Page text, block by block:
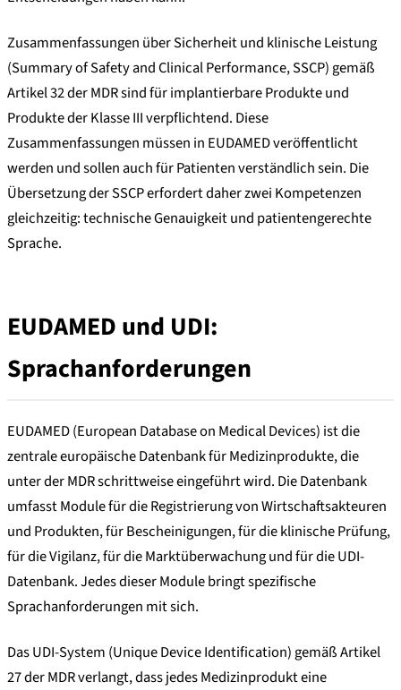
Zusammenfassungen über Sicherheit und klinische Leistung
(Summary of Safety and Clinical Performance, SSCP) gemäß
Artikel 32 der MDR sind für implantierbare Produkte und
Produkte der Klasse III verpflichtend. Diese
Zusammenfassungen müssen in EUDAMED veröffentlicht
werden und sollen auch für Patienten verständlich sein. Die
Übersetzung der SSCP erfordert daher zwei Kompetenzen
gleichzeitig: technische Genauigkeit und patientengerechte
Sprache.
EUDAMED und UDI:
Sprachanforderungen
EUDAMED (European Database on Medical Devices) ist die
zentrale europäische Datenbank für Medizinprodukte, die
unter der MDR schrittweise eingeführt wird. Die Datenbank
umfasst Module für die Registrierung von Wirtschaftsakteuren
und Produkten, für Bescheinigungen, für die klinische Prüfung,
für die Vigilanz, für die Marktüberwachung und für die UDI-
Datenbank. Jedes dieser Module bringt spezifische
Sprachanforderungen mit sich.
Das UDI-System (Unique Device Identification) gemäß Artikel
27 der MDR verlangt, dass jedes Medizinprodukt eine